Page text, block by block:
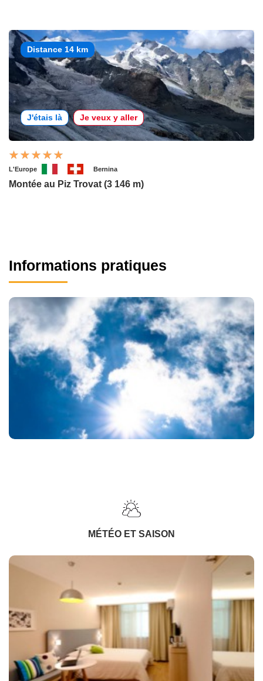
Distance 14 km
J'étais là Je veux y aller
L'Europe Bernina
Montée au Piz Trovat (3 146 m)
Informations pratiques
MÉTÉO ET SAISON